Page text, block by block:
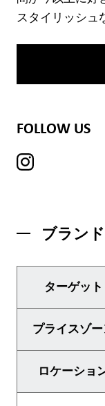
スタイリッシュ
FOLLOW US
ブラン
ターゲット
プライスゾ
ロケーショ